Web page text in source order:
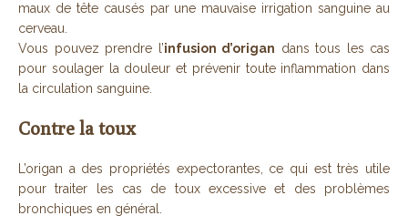
maux de tête causés par une mauvaise irrigation sanguine au
cerveau.
Vous pouvez prendre l’infusion d’origan dans tous les cas
pour soulager la douleur et prévenir toute inflammation dans
la circulation sanguine.
Contre la toux
L’origan a des propriétés expectorantes, ce qui est très utile
pour traiter les cas de toux excessive et des problèmes
bronchiques en général.